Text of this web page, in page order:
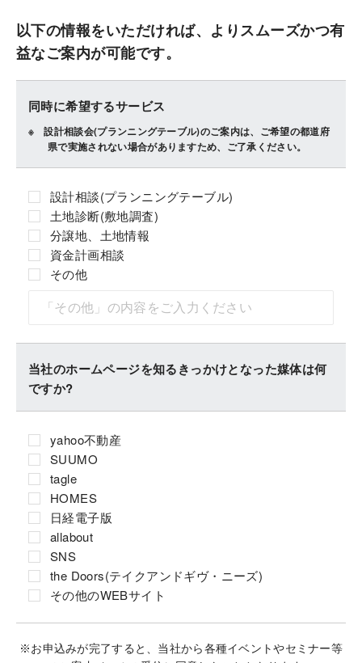
以下の情報をいただければ、よりスムーズかつ有
益なご案内が可能です。
同時に希望するサービス
設計相談会(プランニングテーブル)のご案内は、ご希望の都道府
県で実施されない場合がありますため、ご了承ください。
設計相談(プランニングテーブル)
土地診断(敷地調査)
分譲地、土地情報
資金計画相談
その他
当社のホームページを知るきっかけとなった媒体は何
ですか?
yahoo不動産
SUUMO
tagle
HOMES
日経電子版
allabout
SNS
the Doors(テイクアンドギヴ・ニーズ)
その他のWEBサイト
※お申込みが完了すると、当社から各種イベントやセミナー等